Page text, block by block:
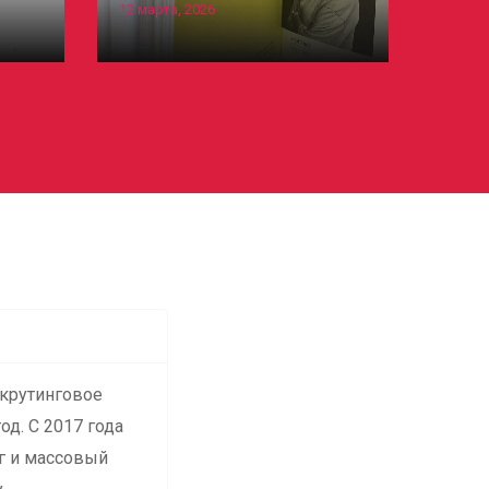
12 марта, 2026
С 2017 года
и массовый